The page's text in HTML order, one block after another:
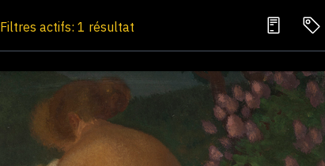
Filtres actifs: 1 résultat